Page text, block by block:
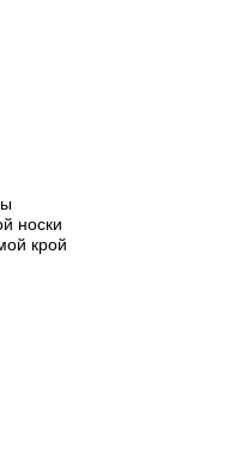
носки
крой